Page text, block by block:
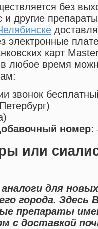
без
другие
электронные
карт
в любое время
звонок
номер:
или
для
города. Здесь
препараты
с доставкой